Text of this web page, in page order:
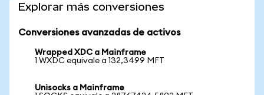
Explorar más conversiones
Conversiones avanzadas de activos
Wrapped XDC a Mainframe
1 WXDC equivale a 132,3499 MFT
Unisocks a Mainframe